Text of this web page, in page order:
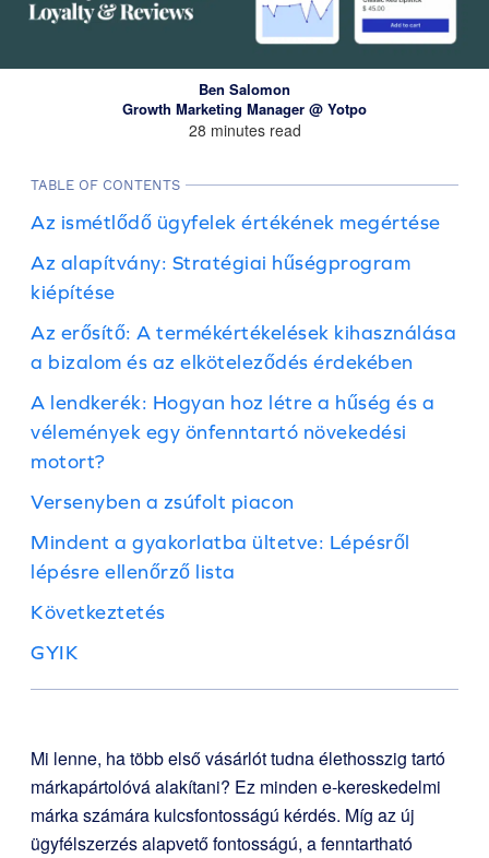
Ben Salomon
Growth Marketing Manager @ Yotpo
28 minutes read
TABLE OF CONTENTS
Az ismétlődő ügyfelek értékének megértése
Az alapítvány: Stratégiai hűségprogram
kiépítése
Az erősítő: A termékértékelések kihasználása
a bizalom és az elköteleződés érdekében
A lendkerék: Hogyan hoz létre a hűség és a
vélemények egy önfenntartó növekedési
motort?
Versenyben a zsúfolt piacon
Mindent a gyakorlatba ültetve: Lépésről
lépésre ellenőrző lista
Következtetés
GYIK
Mi lenne, ha több első vásárlót tudna élethosszig tartó
márkapártolóvá alakítani? Ez minden e-kereskedelmi
márka számára kulcsfontosságú kérdés. Míg az új
ügyfélszerzés alapvető fontosságú, a fenntartható